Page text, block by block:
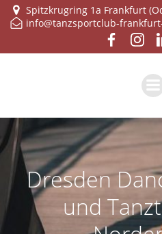
Spitzkrugring 1a Frankfurt
info@tanzsportclub-
Dresden
und